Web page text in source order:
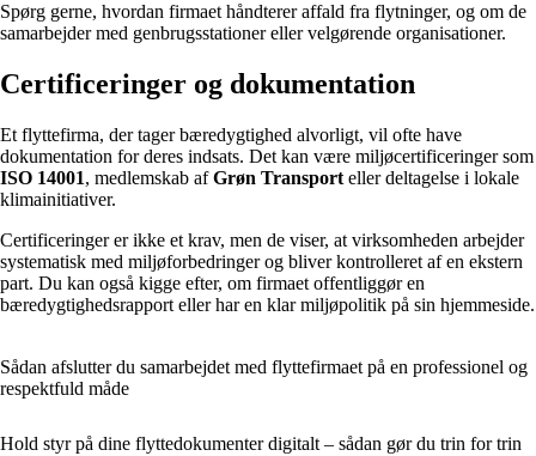
Spørg gerne, hvordan firmaet håndterer affald fra flytninger, og om de
samarbejder med genbrugsstationer eller velgørende organisationer.
Certificeringer og dokumentation
Et flyttefirma, der tager bæredygtighed alvorligt, vil ofte have
dokumentation for deres indsats. Det kan være miljøcertificeringer som
ISO 14001, medlemskab afGrøn Transport eller deltagelse i lokale
klimainitiativer.
Certificeringer er ikke et krav, men de viser, at virksomheden arbejder
systematisk med miljøforbedringer og bliver kontrolleret af en ekstern
part. Du kan også kigge efter, om firmaet offentliggør en
bæredygtighedsrapport eller har en klar miljøpolitik på sin hjemmeside.
Sådan afslutter du samarbejdet med flyttefirmaet på en professionel og
respektfuld måde
Hold styr på dine flyttedokumenter digitalt – sådan gør du trin for trin